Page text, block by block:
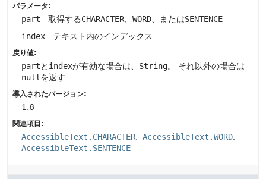
パラメータ:
part - 取得するCHARACTER WORD 、またはSENTENCE
index - テキスト内のインデックス
戻り値:
partと indexが有効な場合は、 String。
それ以外の場合は
null を返す
導入されたバージョン:
1.6
関連項目:
AccessibleText.CHARACTER
AccessibleText.WORD
AccessibleText.SENTENCE